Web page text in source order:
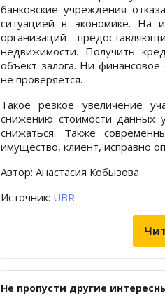
банковские учреждения
ситуацией в экономике. На
организаций
недвижимости. Получить
объект залога. Ни
не проверяется.
Такое резкое увеличение
снижению стоимости данных
снижаться. Также
имущество, клиент, исправно
Автор: Анастасия Кобызова
Источник: UBR
Не пропусти другие